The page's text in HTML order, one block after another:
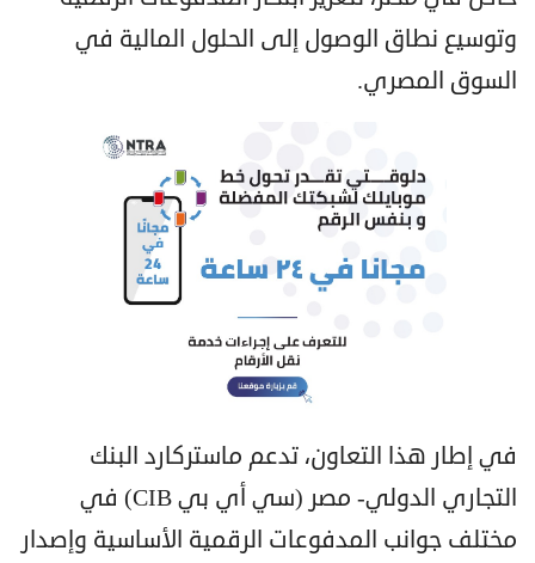
وتوسيع نطاق الوصول إلى الحلول المالية في
السوق المصري.
في إطار هذا التعاون، تدعم ماستركارد البنك
التجاري الدولي- مصر (سي أي بي CIB) في
مختلف جوانب المدفوعات الرقمية الأساسية وإصدار